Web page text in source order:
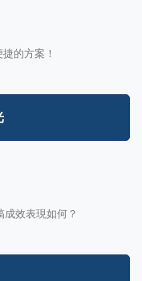
的方案！
效表現如何？